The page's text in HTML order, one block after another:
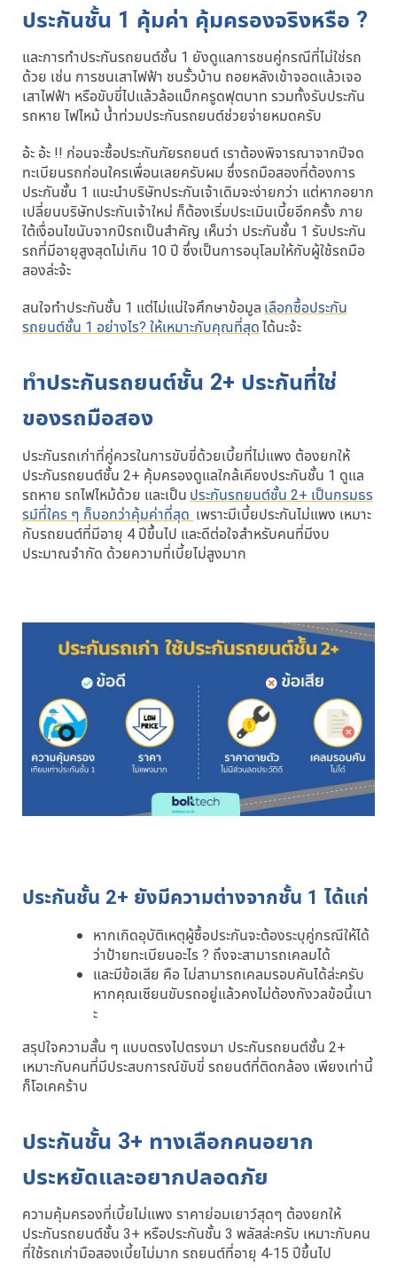
ประกันชั้น 1 คุ้มค่า คุ้มครองจริงหรือ ?
และการทำประกันรถยนต์ชั้น 1 ยังดูแลการชนคู่กรณีที่ไม่ใช่รถ
ด้วย เช่น การชนเสาไฟฟ้า ชนรั้วบ้าน ถอยหลังเข้าจอดแล้วเจอ
เสาไฟฟ้า หรือขับขี่ไปแล้วล้อแม็กครูดฟุตบาท รวมทั้งรับประกัน
รถหาย ไฟไหม้ น้ำท่วมประกันรถยนต์ช่วยจ่ายหมดครับ
อ้ะ อ้ะ !! ก่อนจะซื้อประกันภัยรถยนต์ เราต้องพิจารณาจากปีจด
ทะเบียนรถก่อนใครเพื่อนเลยครับผม ซึ่งรถมือสองที่ต้องการ
ประกันชั้น 1 แนะนำบริษัทประกันเจ้าเดิมจะง่ายกว่า แต่หากอยาก
เปลี่ยนบริษัทประกันเจ้าใหม่ ก็ต้องเริ่มประเมินเบี้ยอีกครั้ง ภาย
ใต้เงื่อนไขนับจากปีรถเป็นสำคัญ เห็นว่า ประกันชั้น 1 รับประกัน
รถที่มีอายุสูงสุดไม่เกิน 10 ปี ซึ่งเป็นการอนุโลมให้กับผู้ใช้รถมือ
สองล่ะจ้ะ
สนใจทำประกันชั้น 1 แต่ไม่แน่ใจศึกษาข้อมูล เลือกซื้อประกัน
รถยนต์ชั้น 1 อย่างไร? ให้เหมาะกับคุณที่สุดได้นะจ้ะ
ทำประกันรถยนต์ชั้น 2+ ประกันที่ใช่
ของรถมือสอง
ประกันรถเก่าที่คู่ควรในการขับขี่ด้วยเบี้ยที่ไม่แพง ต้องยกให้
ประกันรถยนต์ชั้น 2+ คุ้มครองดูแลใกล้เคียงประกันชั้น 1 ดูแล
รถหาย รถไฟไหม้ด้วย และเป็น ประกันรถยนต์ชั้น 2+ เป็นกรมธร
รม์ที่ใคร ๆ ก็บอกว่าคุ้มค่าที่สุด เพราะมีเบี้ยประกันไม่แพง เหมาะ
กับรถยนต์ที่มีอายุ 4 ปีขึ้นไป และดีต่อใจสำหรับคนที่มีงบ
ประมาณจำกัด ด้วยความที่เบี้ยไม่สูงมาก
ประกันชั้น 2+ ยังมีความต่างจากชั้น 1 ได้แก่
หากเกิดอุบัติเหตุผู้ซื้อประกันจะต้องระบุคู่กรณีให้ได้
ว่าป้ายทะเบียนอะไร ? ถึงจะสามารถเคลมได้
และมีข้อเสีย คือ ไม่สามารถเคลมรอบคันได้ล่ะครับ
หากคุณเซียนขับรถอยู่แล้วคงไม่ต้องกังวลข้อนี้เนา
ะ
สรุปใจความสั้น ๆ แบบตรงไปตรงมา ประกันรถยนต์ชั้น 2+
เหมาะกับคนที่มีประสบการณ์ขับขี่ รถยนต์ที่ติดกล้อง เพียงเท่านี้
ก็โอเคคร้าบ
ประกันชั้น 3+ ทางเลือกคนอยาก
ประหยัดและอยากปลอดภัย
ความคุ้มครองที่เบี้ยไม่แพง ราคาย่อมเยาว์สุดๆ ต้องยกให้
ประกันรถยนต์ชั้น 3+ หรือประกันชั้น 3 พลัสล่ะครับ เหมาะกับคน
ที่ใช้รถเก่ามือสองเบี้ยไม่มาก รถยนต์ที่อายุ 4-15 ปีขึ้นไป